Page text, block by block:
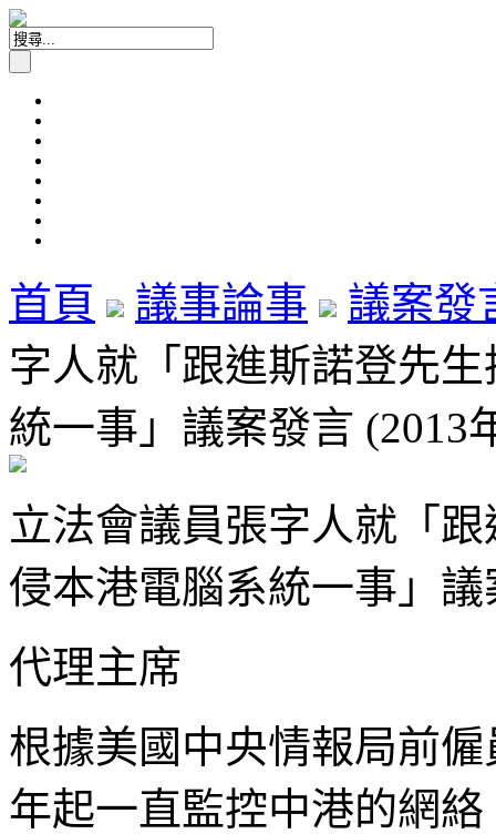
首頁 議事論事
議案發
字人就「跟進斯諾登先
統一事」議案發言 (2013
立法會議員張字人就「
侵本港電腦系統一事」
代理主席
根據美國中央情報局前
年起一直監控中港的網